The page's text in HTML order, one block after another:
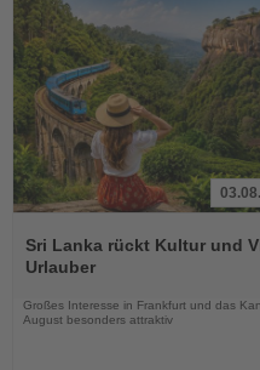
Sie
die
Sri Lanka rückt Kultur und
Urlauber
Großes Interesse in Frankfurt und das
August besonders attraktiv